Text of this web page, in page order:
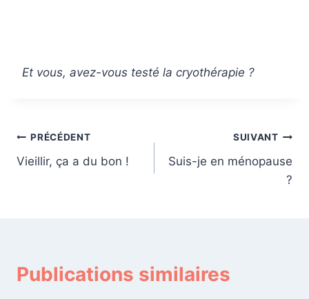
Et vous, avez-vous testé la cryothérapie ?
Navigation
de
PRÉCÉDENT
Vieillir, ça a du bon !
SUIVANT
Suis-je en ménopause
?
Publications similaires